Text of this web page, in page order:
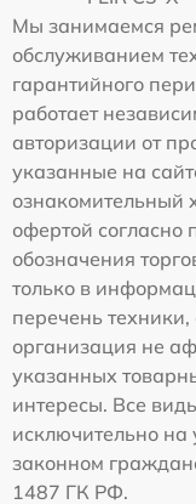
Мы занимаемся
обслуживанием
гарантийного
работает
авторизации от
указанные на
ознакомительный
офертой согласно
обозначения
только в
перечень
организация не
указанных
интересы. Все
исключительно на
законном
1487 ГК РФ.